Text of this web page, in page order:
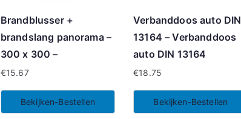
Brandblusser +
brandslang panorama –
300 x 300 –
€15.67
Bekijken-Bestellen
Verbanddoos auto DIN
13164 – Verbanddoos
auto DIN 13164
€18.75
Bekijken-Bestellen